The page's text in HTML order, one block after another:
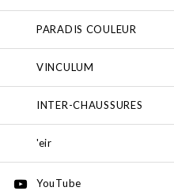
PARADIS COULEUR
VINCULUM
INTER-CHAUSSURES
'eir
YouTube